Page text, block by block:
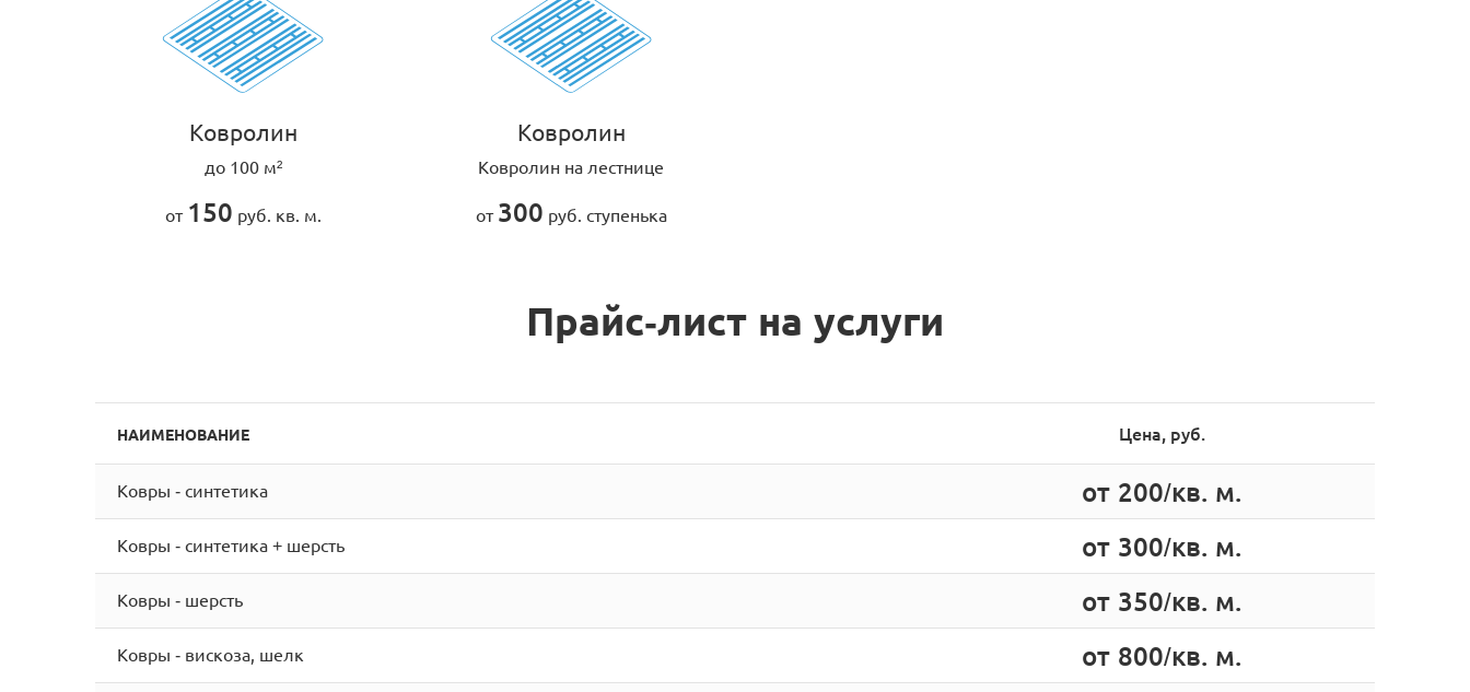
Ковролин
до 100 м²
от 150 руб. кв. м.
Ковролин
Ковролин на лестнице
от 300 руб. ступенька
Прайс-лист на услуги
НАИМЕНОВАНИЕ Цена, руб.
Ковры - синтетика от 200/кв. м.
Ковры - синтетика + шерсть от 300/кв. м.
Ковры - шерсть от 350/кв. м.
Ковры - вискоза, шелк от 800/кв. м.